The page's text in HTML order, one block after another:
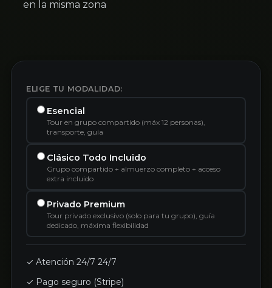
en la misma zona
ELIGE TU MODALIDAD:
Esencial
Tour en grupo compartido (máx 12 personas),
transporte, guía
Clásico Todo Incluido
Grupo compartido + almuerzo completo + acceso
extra incluido
Privado Premium
Tour privado exclusivo (solo para tu grupo), guía
dedicado, máxima flexibilidad
✓ Atención 24/7 24/7
✓ Pago seguro (Stripe)